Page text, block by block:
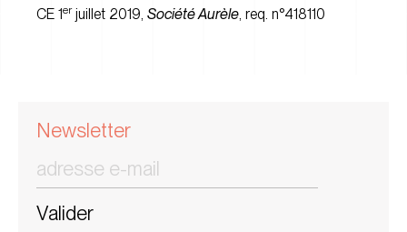
CE 1erjuillet 2019, Société Aurèle , req. n°418110
Newsletter
Valider